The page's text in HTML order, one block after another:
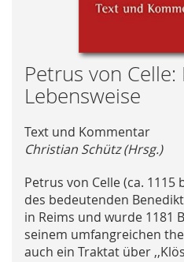
Skip
to
the
of
the
gallery
Petrus von
Lebensweise
Text und Kommentar
Christian Schütz (Hrsg.)
Petrus von Celle (ca. 1115
des bedeutenden
in Reims und wurde 1181
seinem umfangreichen
auch ein Traktat über